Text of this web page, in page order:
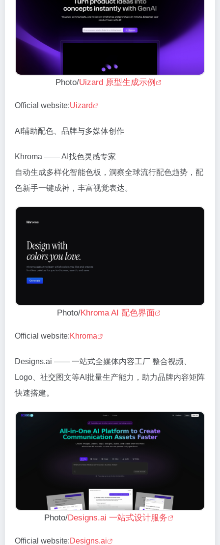
Photo/Uizard 原型生成示例
Official website:Uizard
AI辅助配色、品牌与多媒体创作
Khroma —— AI找色灵感专家
自动生成多样化智能色板，洞察全球流行配色趋势，配
色新手一键成神，丰富视觉表达。
Photo/Khroma AI 配色界面
Official website:Khroma
Designs.ai —— 一站式全媒体内容工厂 整合视频、
Logo、社交图文等AI批量生产能力，助力品牌内容矩阵
快速搭建。
Photo/Designs.ai 一站式设计服务
Official website:Designs.ai